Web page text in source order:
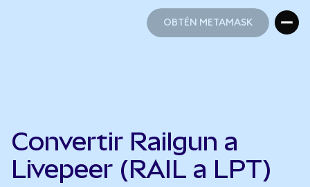
OBTÉN METAMASK
Convertir Railgun a
Livepeer (RAIL a LPT)